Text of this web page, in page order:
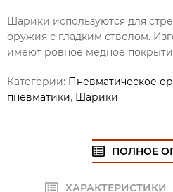
Шарики используются для
оружия с гладким стволом.
имеют ровное медное
Категории: Пневматическое
пневматики, Шарики
ПОЛНОЕ
ХАРАКТЕРИСТИКИ